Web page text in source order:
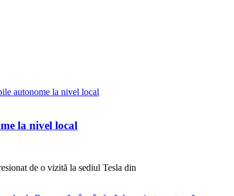
la nivel local
de o vizită la sediul Tesla din